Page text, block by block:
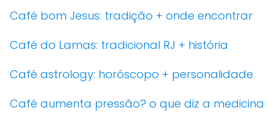
Café bom Jesus: tradição + onde encontrar
Café do Lamas: tradicional RJ + história
Café astrology: horóscopo + personalidade
Café aumenta pressão? o que diz a medicina